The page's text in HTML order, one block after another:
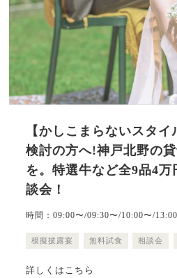
【かしこまらないスタ
検討の方へ!神戸北野の
を。特選牛など全9品4万
談会！
時間：09:00〜/09:30〜/10:00〜/
模擬披露宴 無料試食 相談会
詳しくはこちら